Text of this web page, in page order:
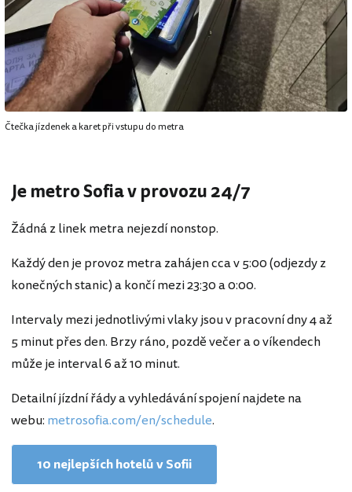
Čtečka jízdenek a karet při vstupu do metra
Je metro Sofia v provozu 24/7
Žádná z linek metra nejezdí nonstop.
Každý den je provoz metra zahájen cca v 5:00 (odjezdy z
konečných stanic) a končí mezi 23:30 a 0:00.
Intervaly mezi jednotlivými vlaky jsou v pracovní dny 4 až
5 minut přes den. Brzy ráno, pozdě večer a o víkendech
může je interval 6 až 10 minut.
Detailní jízdní řády a vyhledávání spojení najdete na
webu: metrosofia.com/en/schedule.
10 nejlepších hotelů v Sofii